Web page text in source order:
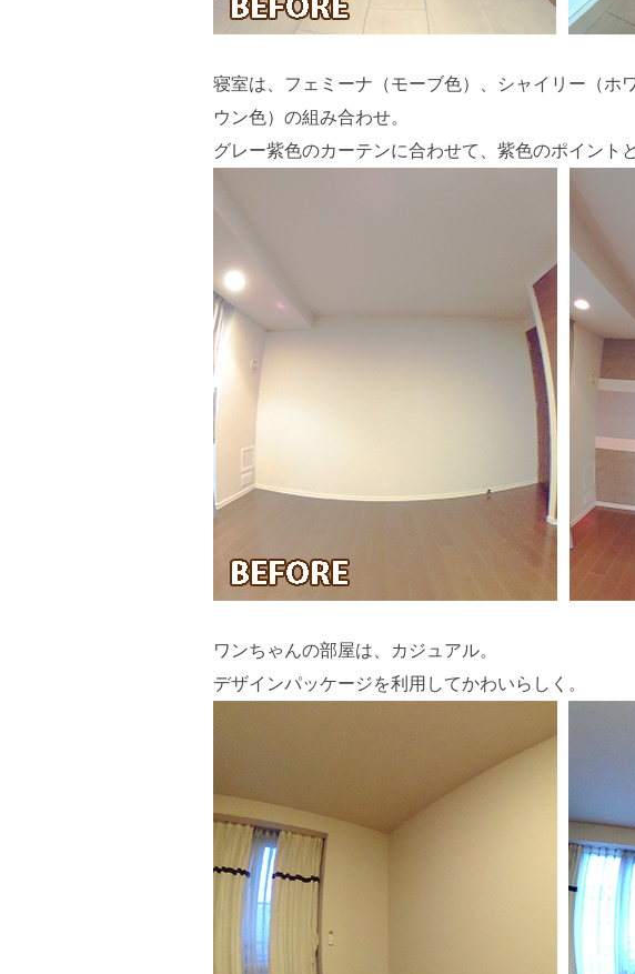
寝室は、フェミーナ（モーブ色）、シャイリー（ホ
ウン色）の組み合わせ。
グレー紫色のカーテンに合わせて、紫色のポイント
ワンちゃんの部屋は、カジュアル。
デザインパッケージを利用してかわいらしく。